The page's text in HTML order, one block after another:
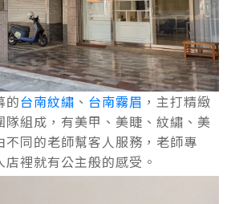
的台南紋繡 、 台南霧眉 ，主打精緻
隊組成，有美甲、美睫、紋繡、美
同的老師幫客人服務，老師專
裡就有公主般的感受。